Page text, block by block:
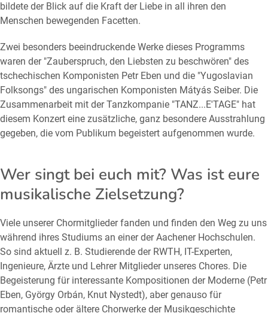
bildete der Blick auf die Kraft der Liebe in all ihren den
Menschen bewegenden Facetten.
Zwei besonders beeindruckende Werke dieses Programms
waren der "Zauberspruch, den Liebsten zu beschwören" des
tschechischen Komponisten Petr Eben und die "Yugoslavian
Folksongs" des ungarischen Komponisten Mátyás Seiber. Die
Zusammenarbeit mit der Tanzkompanie "TANZ...E'TAGE" hat
diesem Konzert eine zusätzliche, ganz besondere Ausstrahlung
gegeben, die vom Publikum begeistert aufgenommen wurde.
Wer singt bei euch mit? Was ist eure
musikalische Zielsetzung?
Viele unserer Chormitglieder fanden und finden den Weg zu uns
während ihres Studiums an einer der Aachener Hochschulen.
So sind aktuell z. B. Studierende der RWTH, IT-Experten,
Ingenieure, Ärzte und Lehrer Mitglieder unseres Chores. Die
Begeisterung für interessante Kompositionen der Moderne (Petr
Eben, György Orbán, Knut Nystedt), aber genauso für
romantische oder ältere Chorwerke der Musikgeschichte